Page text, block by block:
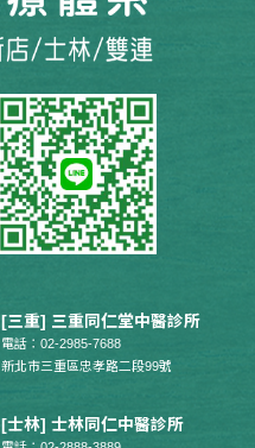
[三重] 三重同仁堂中醫診所
電話：02-2985-7688
新北市三重區忠孝路二段99號
[士林] 士林同仁中醫診所